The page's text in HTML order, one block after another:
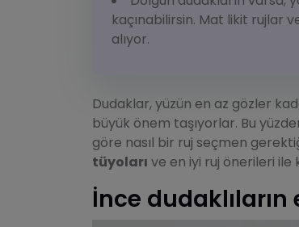
kaçınabilirsin. Mat likit rujlar
alıyor.
Dudaklar, yüzün en az gözler
büyük önem taşıyorlar. Bu
göre nasıl bir ruj seçmen
tüyoları ve en iyi ruj önerileri ile
İnce